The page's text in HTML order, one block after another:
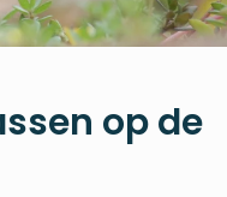
op de